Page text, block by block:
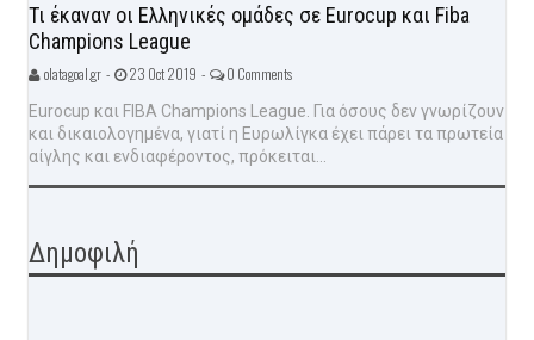
Τι έκαναν οι Ελληνικές ομάδες σε Eurocup και Fiba
Champions League
olatagoal.gr - 23 Oct 2019 - 0 Comments
Eurocup και FIBA Champions League. Για όσους δεν γνωρίζουν
και δικαιολογημένα, γιατί η Ευρωλίγκα έχει πάρει τα πρωτεία
αίγλης και ενδιαφέροντος, πρόκειται...
Δημοφιλή